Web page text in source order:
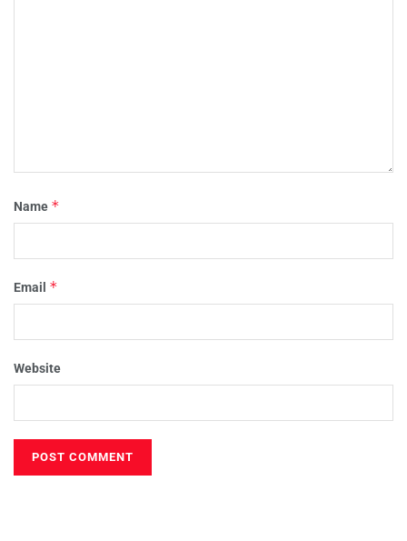
Name *
Email *
Website